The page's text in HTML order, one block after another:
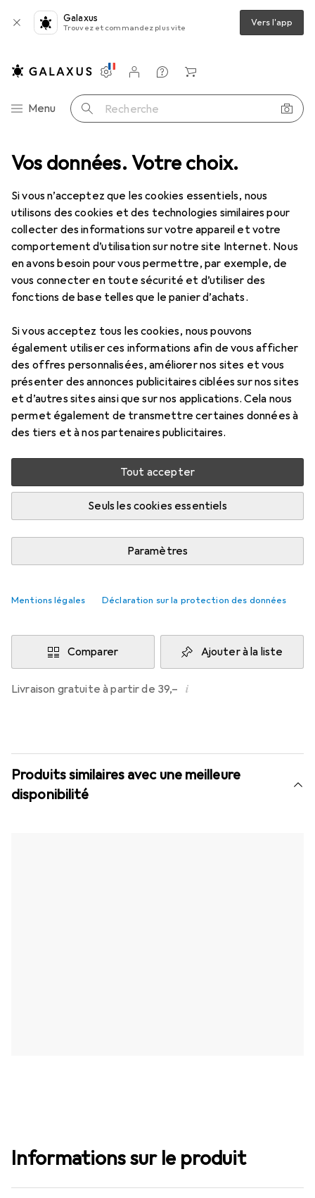
Vos données. Votre choix.
Si vous n’acceptez que les cookies essentiels, nous
utilisons des cookies et des technologies similaires pour
collecter des informations sur votre appareil et votre
comportement d’utilisation sur notre site Internet. Nous
en avons besoin pour vous permettre, par exemple, de
vous connecter en toute sécurité et d’utiliser des
fonctions de base telles que le panier d’achats.
Si vous acceptez tous les cookies, nous pouvons
également utiliser ces informations afin de vous afficher
des offres personnalisées, améliorer nos sites et vous
présenter des annonces publicitaires ciblées sur nos sites
et d’autres sites ainsi que sur nos applications. Cela nous
permet également de transmettre certaines données à
des tiers et à nos partenaires publicitaires.
Tout accepter
Seuls les cookies essentiels
Paramètres
Mentions légales Déclaration sur la protection des données
Galaxus
Trouvez et commandez plus vite Vers l'app
Navigation par catégorie
Menu Recherche
Paramètres
Compte client
Listes de comparaison
Listes d'envies
Panier
Jeux d'extérieur Jouets pour bac à sable
3 images
REMISE QUANTITATIVE
Prix en EUR TVA incl.
EUR
12,98 économisez EUR
2,84
1
Évaluations
Plus de 10 pièces en stock chez le fournisseur
M'informer si le produit est disponible plus tôt
1 pièce
2 pièces
par pièce
3 pièces
EUR
12,33
par pièce
4 pièces
Comparer Ajouter à la liste
Livraison gratuite à partir de 39,– i
Produits similaires avec une meilleure
disponibilité
Informations sur le produit